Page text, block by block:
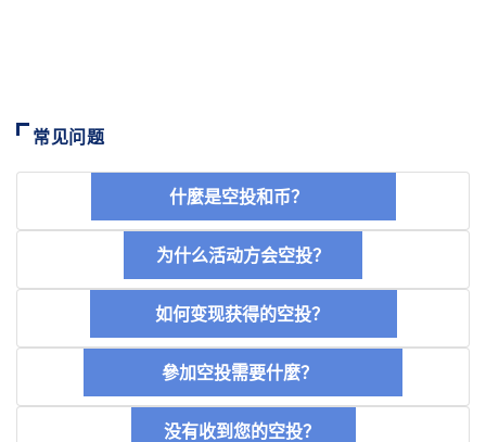
常见问题
什麼是空投和币？
为什么活动方会空投？
如何变现获得的空投？
參加空投需要什麼？
没有收到您的空投？